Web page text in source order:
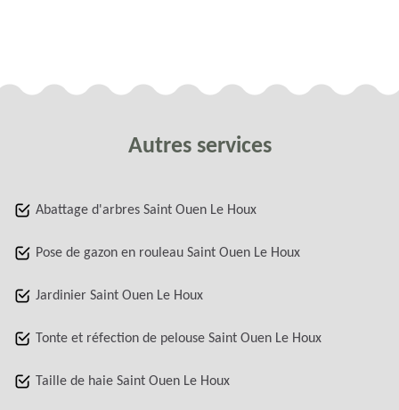
Autres services
Abattage d'arbres Saint Ouen Le Houx
Pose de gazon en rouleau Saint Ouen Le Houx
Jardinier Saint Ouen Le Houx
Tonte et réfection de pelouse Saint Ouen Le Houx
Taille de haie Saint Ouen Le Houx